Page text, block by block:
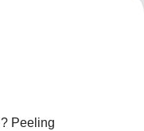
Peeling